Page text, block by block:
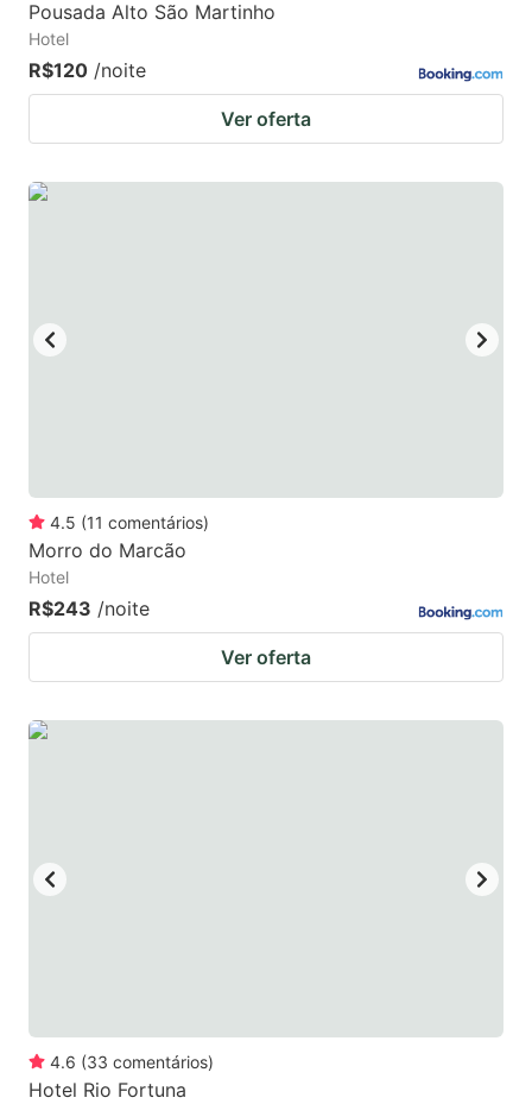
Pousada Alto São Martinho
Hotel
R$120 /noite
Ver oferta
4.5 (11 comentários)
Morro do Marcão
Hotel
R$243 /noite
Ver oferta
4.6 (33 comentários)
Hotel Rio Fortuna